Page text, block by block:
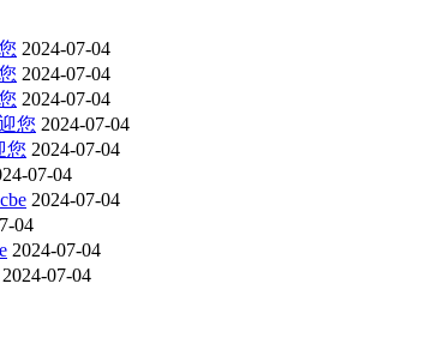
2024-07-04
2024-07-04
2024-07-04
您 2024-07-04
您 2024-07-04
07-04
2024-07-04
04
2024-07-04
2024-07-04